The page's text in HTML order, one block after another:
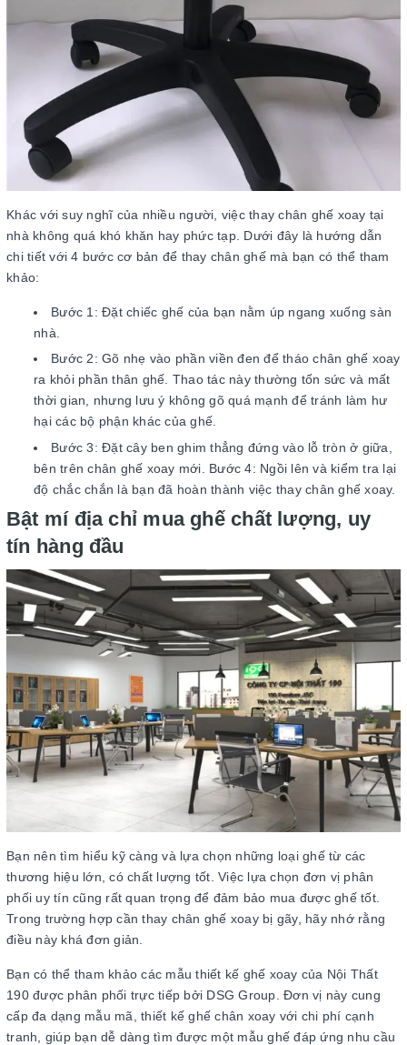
Khác với suy nghĩ của nhiều người, việc thay chân ghế xoay tại
nhà không quá khó khăn hay phức tạp. Dưới đây là hướng dẫn
chi tiết với 4 bước cơ bản để thay chân ghế mà bạn có thể tham
khảo:
Bước 1: Đặt chiếc ghế của bạn nằm úp ngang xuống sàn
nhà.
Bước 2: Gõ nhẹ vào phần viền đen để tháo chân ghế xoay
ra khỏi phần thân ghế. Thao tác này thường tốn sức và mất
thời gian, nhưng lưu ý không gõ quá mạnh để tránh làm hư
hại các bộ phận khác của ghế.
Bước 3: Đặt cây ben ghim thẳng đứng vào lỗ tròn ở giữa,
bên trên chân ghế xoay mới. Bước 4: Ngồi lên và kiểm tra lại
độ chắc chắn là bạn đã hoàn thành việc thay chân ghế xoay.
Bật mí địa chỉ mua ghế chất lượng, uy
tín hàng đầu
Bạn nên tìm hiểu kỹ càng và lựa chọn những loại ghế từ các
thương hiệu lớn, có chất lượng tốt. Việc lựa chọn đơn vị phân
phối uy tín cũng rất quan trọng để đảm bảo mua được ghế tốt.
Trong trường hợp cần thay chân ghế xoay bị gãy, hãy nhớ rằng
điều này khá đơn giản.
Bạn có thể tham khảo các mẫu thiết kế ghế xoay của Nội Thất
190 được phân phối trực tiếp bởi DSG Group. Đơn vị này cung
cấp đa dạng mẫu mã, thiết kế ghế chân xoay với chi phí cạnh
tranh, giúp bạn dễ dàng tìm được một mẫu ghế đáp ứng nhu cầu